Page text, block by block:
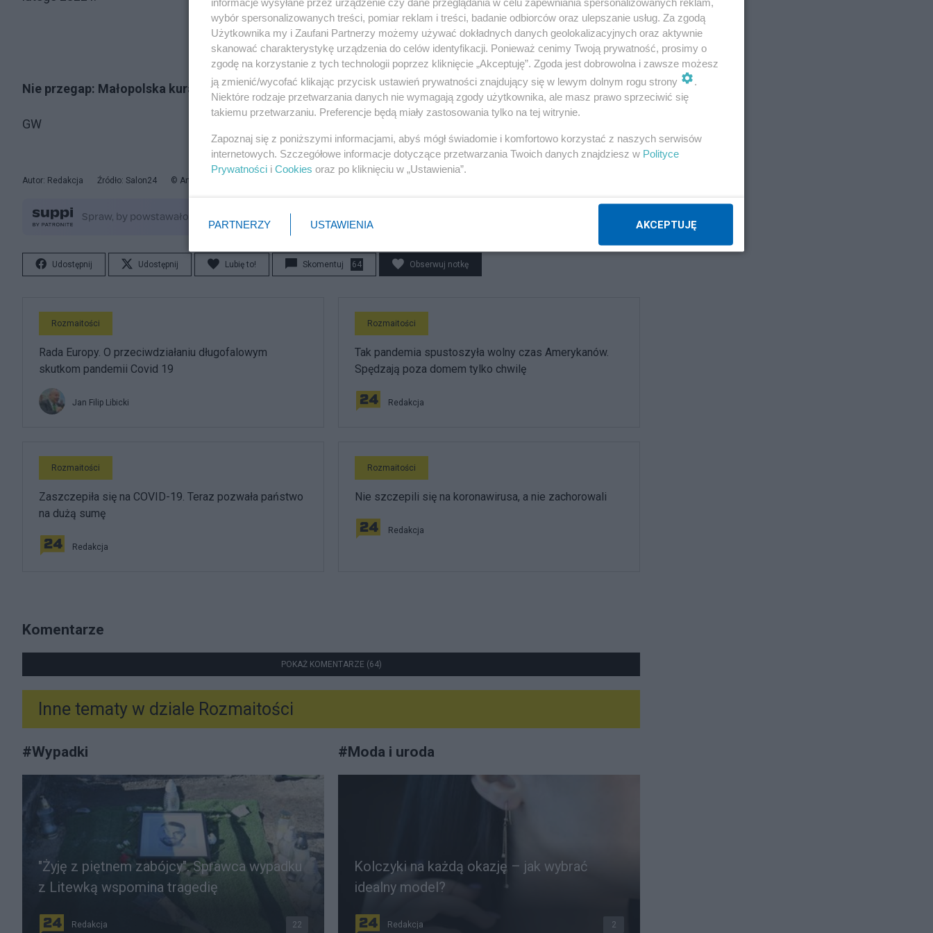
Nie przegap: Małopolska kurator postanowiła zostać youtuberką. Teraz tłumaczy powody decyzji
GW
Autor: Redakcja Źródło: Salon24 © Artykuł jest chroniony prawem autorskim.
Udostępnij Udostępnij Lubię to! Skomentuj 64 Obserwuj notkę
Rozmaitości
Rada Europy. O przeciwdziałaniu długofalowym
skutkom pandemii Covid 19
Jan Filip Libicki
Rozmaitości
Tak pandemia spustoszyła wolny czas Amerykanów.
Spędzają poza domem tylko chwilę
Redakcja
Rozmaitości
Zaszczepiła się na COVID-19. Teraz pozwała państwo
na dużą sumę
Redakcja
Rozmaitości
Nie szczepili się na koronawirusa, a nie zachorowali
Redakcja
Komentarze
POKAŻ KOMENTARZE (64)
Inne tematy w dziale Rozmaitości
#Wypadki
"Żyję z piętnem zabójcy". Sprawca wypadku
z Litewką wspomina tragedię
Redakcja 22
#Moda i uroda
Kolczyki na każdą okazję – jak wybrać
idealny model?
Redakcja 2
wybór spersonalizowanych treści, pomiar reklam i treści, badanie odbiorców oraz ulepszanie usług. Za zgodą
Użytkownika my i Zaufani Partnerzy możemy używać dokładnych danych geolokalizacyjnych oraz aktywnie
skanować charakterystykę urządzenia do celów identyfikacji. Ponieważ cenimy Twoją prywatność, prosimy o
zgodę na korzystanie z tych technologii poprzez kliknięcie „Akceptuję”. Zgoda jest dobrowolna i zawsze możesz
ją zmienić/wycofać klikając przycisk ustawień prywatności znajdujący się w lewym dolnym rogu strony
.
Niektóre rodzaje przetwarzania danych nie wymagają zgody użytkownika, ale masz prawo sprzeciwić się
takiemu przetwarzaniu. Preferencje będą miały zastosowania tylko na tej witrynie.
Zapoznaj się z poniższymi informacjami, abyś mógł świadomie i komfortowo korzystać z naszych serwisów
internetowych. Szczegółowe informacje dotyczące przetwarzania Twoich danych znajdziesz w Polityce
Prywatności i Cookies oraz po kliknięciu w „Ustawienia”.
PARTNERZY USTAWIENIA AKCEPTUJĘ